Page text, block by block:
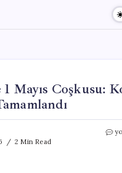
1 Mayıs Coşkusu:
2 Min Read